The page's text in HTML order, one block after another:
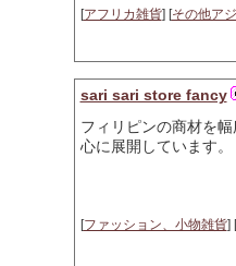
[アフリカ雑貨] [その他ア
sari sari store fancy
フィリピンの商材を
心に展開しています
[ファッション、小物雑貨] [